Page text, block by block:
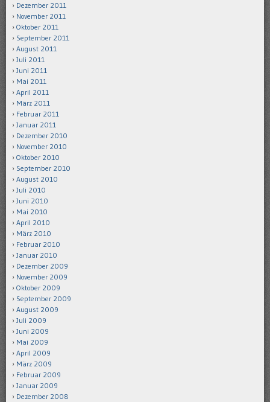
Dezember 2011
November 2011
Oktober 2011
September 2011
August 2011
Juli 2011
Juni 2011
Mai 2011
April 2011
März 2011
Februar 2011
Januar 2011
Dezember 2010
November 2010
Oktober 2010
September 2010
August 2010
Juli 2010
Juni 2010
Mai 2010
April 2010
März 2010
Februar 2010
Januar 2010
Dezember 2009
November 2009
Oktober 2009
September 2009
August 2009
Juli 2009
Juni 2009
Mai 2009
April 2009
März 2009
Februar 2009
Januar 2009
Dezember 2008